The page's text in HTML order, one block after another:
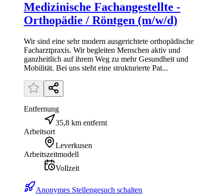
Medizinische Fachangestellte -
Orthopädie / Röntgen (m/w/d)
Wir sind eine sehr modern ausgerichtete orthopädische
Facharztpraxis. Wir begleiten Menschen aktiv und
ganzheitlich auf ihrem Weg zu mehr Gesundheit und
Mobilität. Bei uns steht eine strukturierte Pat...
Entfernung
35,8 km entfernt
Arbeitsort
Leverkusen
Arbeitszeitmodell
Vollzeit
Anonymes Stellengesuch schalten